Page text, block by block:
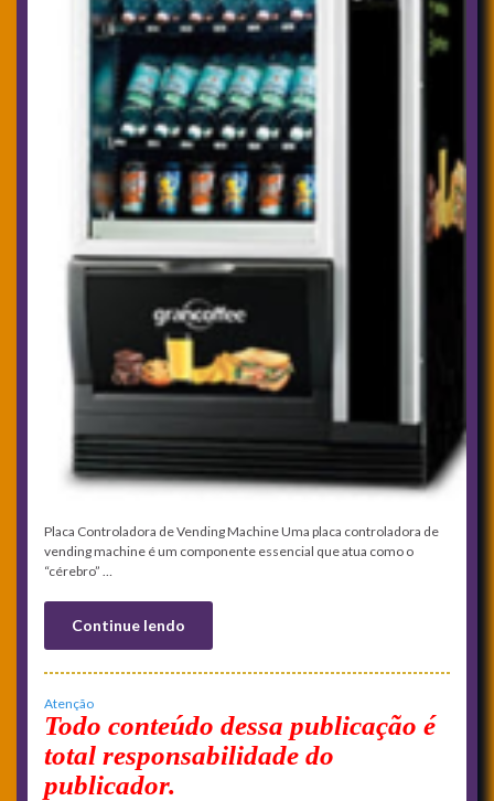
Placa Controladora de Vending Machine Uma placa controladora de
vending machine é um componente essencial que atua como o
“cérebro” …
Continue lendo
Atenção
Todo conteúdo dessa publicação é
total responsabilidade do
publicador.